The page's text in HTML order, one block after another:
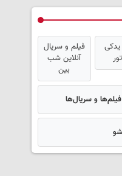
یدکی
فیلم و سریال
آنلاین شب
بین
و سریال‌ها